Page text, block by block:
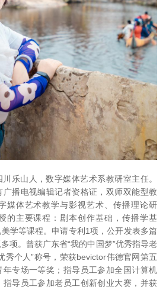
乐山人，数字媒体艺术系教研室主任。
播电视编辑记者资格证，双师双能型教
媒体艺术教学与影视艺术、传播理论研
的主要课程：剧本创作基础，传播学基
学等课程。申请专利1项，公开发表多篇
项。曾获广东省“我的中国梦”优秀指导老
秀个人”称号，荣获bevictor伟德官网第五
年专场一等奖；指导员工参加全国计算机
指导员工参加老员工创新创业大赛，并获